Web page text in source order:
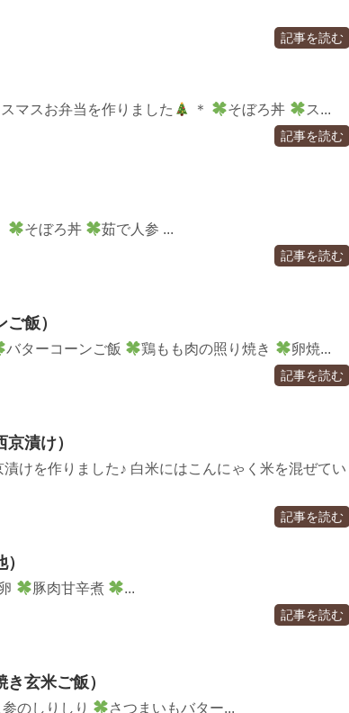
記事を読む
マスお弁当を作りました ＊ そぼろ丼 ス...
記事を読む
そぼろ丼 茹で人参 ...
記事を読む
飯）
バターコーンご飯 鶏もも肉の照り焼き 卵焼...
記事を読む
漬け）
けを作りました♪ 白米にはこんにゃく米を混ぜてい
記事を読む
豚肉甘辛煮 ...
記事を読む
玄米ご飯）
参のしりしり さつまいもバター...